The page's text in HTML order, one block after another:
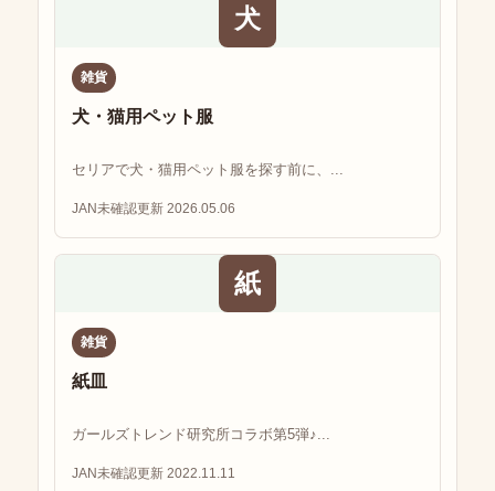
犬
雑貨
犬・猫用ペット服
セリアで犬・猫用ペット服を探す前に、...
JAN未確認更新 2026.05.06
紙
雑貨
紙皿
ガールズトレンド研究所コラボ第5弾♪...
JAN未確認更新 2022.11.11